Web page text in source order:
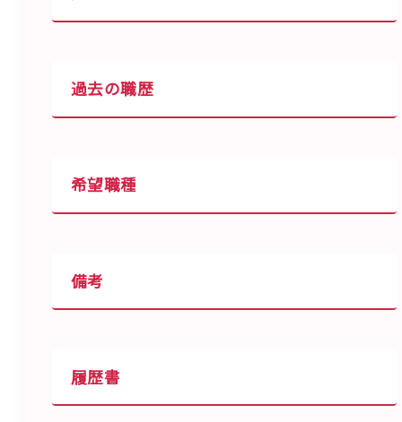
過去の職歴
希望職種
備考
履歴書